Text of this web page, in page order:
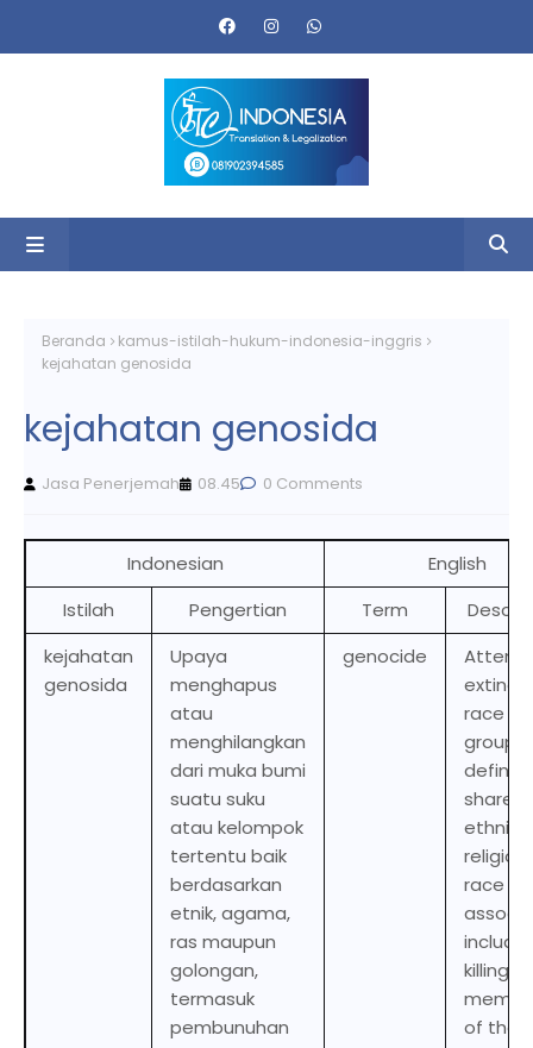
Beranda
kamus-istilah-hukum-indonesia-inggris
kejahatan genosida
kejahatan genosida
Jasa Penerjemah 08.45 0 Comments
Indonesian
English
Istilah
Pengertian Term
kejahatan
genosida
Upaya
menghapus
atau
menghilangkan
dari muka bumi
suatu suku
atau kelompok
tertentu baik
berdasarkan
etnik, agama,
ras maupun
golongan,
termasuk
pembunuhan
genocide
race or
group
shared
religion,
race or
killing
of that